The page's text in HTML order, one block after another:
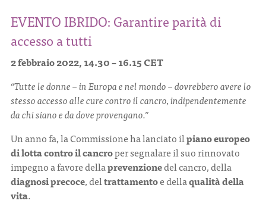
EVENTO IBRIDO: Garantire parità di
accesso a tutti
2 febbraio 2022, 14.30 – 16.15 CET
“Tutte le donne – in Europa e nel mondo – dovrebbero avere lo
stesso accesso alle cure contro il cancro, indipendentemente
da chi siano e da dove provengano.”
Un anno fa, la Commissione ha lanciato ilpiano europeo
di lotta contro il cancroper segnalare il suo rinnovato
impegno a favore dellaprevenzionedel cancro, della
diagnosi precoce, deltrattamentoe dellaqualità della
vita.